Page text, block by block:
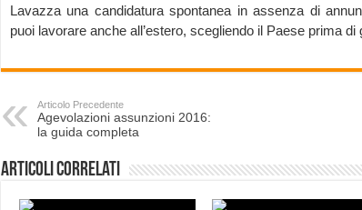
Lavazza una candidatura spontanea in assenza di
puoi lavorare anche all’estero, scegliendo il Paese prima di
Articolo Precedente
Agevolazioni assunzioni 2016:
la guida completa
Articoli correlati